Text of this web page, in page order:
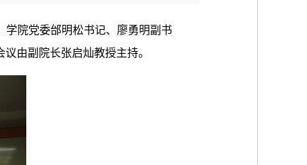
学院党委邰明松书记、廖勇明副书
由副院长张启灿教授主持。